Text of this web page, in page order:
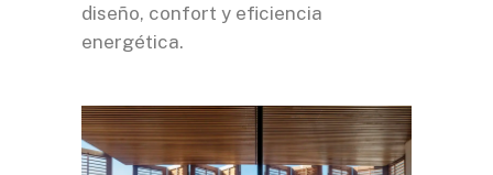
diseño, confort y eficiencia
energética.